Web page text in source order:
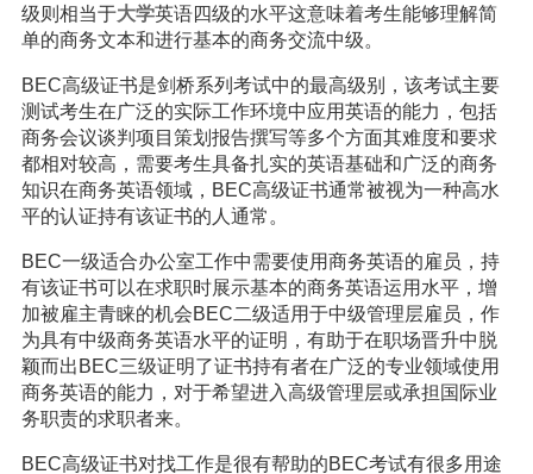
级则相当于大学英语四级的水平这意味着考生能够理解简
单的商务文本和进行基本的商务交流中级。
BEC高级证书是剑桥系列考试中的最高级别，该考试主要
测试考生在广泛的实际工作环境中应用英语的能力，包括
商务会议谈判项目策划报告撰写等多个方面其难度和要求
都相对较高，需要考生具备扎实的英语基础和广泛的商务
知识在商务英语领域，BEC高级证书通常被视为一种高水
平的认证持有该证书的人通常。
BEC一级适合办公室工作中需要使用商务英语的雇员，持
有该证书可以在求职时展示基本的商务英语运用水平，增
加被雇主青睐的机会BEC二级适用于中级管理层雇员，作
为具有中级商务英语水平的证明，有助于在职场晋升中脱
颖而出BEC三级证明了证书持有者在广泛的专业领域使用
商务英语的能力，对于希望进入高级管理层或承担国际业
务职责的求职者来。
BEC高级证书对找工作是很有帮助的BEC考试有很多用途